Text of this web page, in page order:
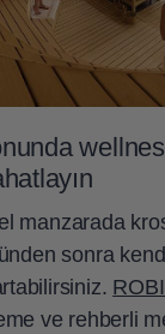
manzarada
sonra
ve rehberli